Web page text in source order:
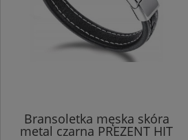
Bransoletka męska skóra
metal czarna PREZENT HIT